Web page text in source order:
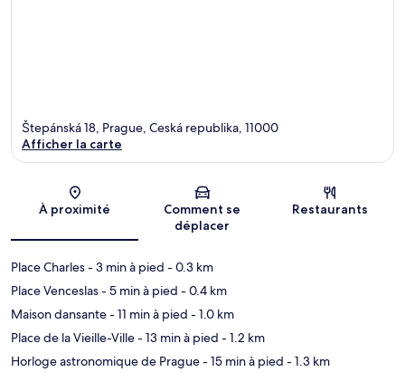
Carte
Štepánská 18, Prague, Ceská republika, 11000
Afficher la carte
À proximité
Comment se
déplacer
Restaurants
Place Charles- 3 min à pied - 0.3 km
Place Venceslas- 5 min à pied - 0.4 km
Maison dansante- 11 min à pied - 1.0 km
Place de la Vieille-Ville- 13 min à pied - 1.2 km
Horloge astronomique de Prague- 15 min à pied - 1.3 km